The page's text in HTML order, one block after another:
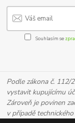
Souhlasím se
Podle zákona č. 112/
vystavit kupujícímu
Zároveň je povinen
v případě